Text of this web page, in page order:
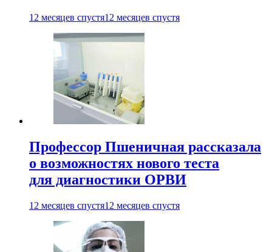
12 месяцев спустя12 месяцев спустя
Профессор Пшеничная рассказала
о возможностях нового теста
для диагностики ОРВИ
12 месяцев спустя12 месяцев спустя